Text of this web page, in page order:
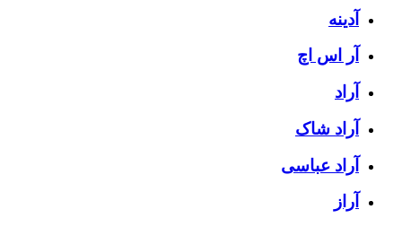
آدینه
آر اس اچ
آراد
آراد شاک
آراد عباسی
آراز